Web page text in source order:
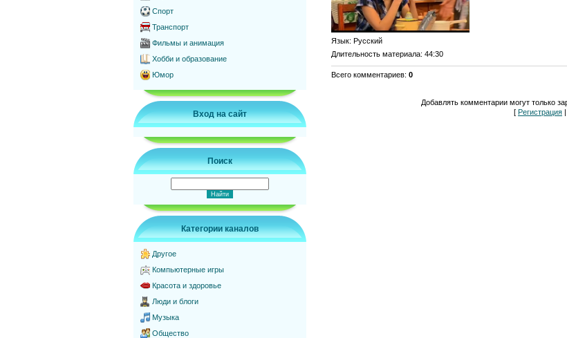
Спорт
Транспорт
Фильмы и анимация
Хобби и образование
Юмор
Вход на сайт
Поиск
Категории каналов
Другое
Компьютерные игры
Красота и здоровье
Люди и блоги
Музыка
Общество
Язык: Русский
Длительность материала: 44:30
Всего комментариев: 0
Добавлять комментарии могут только
[ Регистрация |